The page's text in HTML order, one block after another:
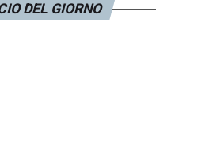
DEL GIORNO